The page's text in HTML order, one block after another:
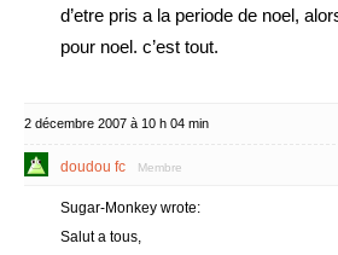
d’etre pris a la periode de noel,
pour noel. c’est tout.
2 décembre 2007 à 10 h 04 min
doudou fc Membre
Sugar-Monkey wrote:
Salut a tous,